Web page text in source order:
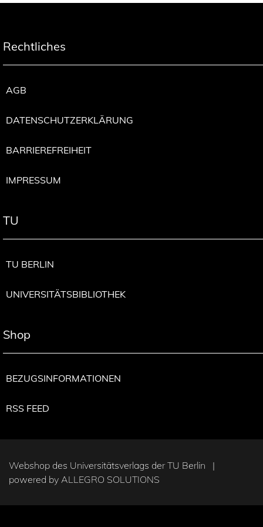
Rechtliches
AGB
DATENSCHUTZERKLÄRUNG
BARRIEREFREIHEIT
IMPRESSUM
TU
TU BERLIN
UNIVERSITÄTSBIBLIOTHEK
Shop
BEZUGSINFORMATIONEN
RSS FEED
Webshop des Universitätsverlags der TU Berlin |
powered by ALLEGRO SOLUTIONS